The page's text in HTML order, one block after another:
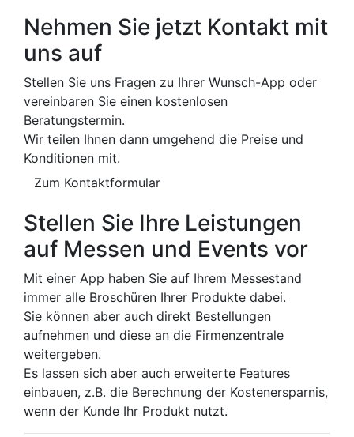
Nehmen Sie jetzt Kontakt mit
uns auf
Stellen Sie uns Fragen zu Ihrer Wunsch-App oder
vereinbaren Sie einen kostenlosen
Beratungstermin.
Wir teilen Ihnen dann umgehend die Preise und
Konditionen mit.
Zum Kontaktformular
Stellen Sie Ihre Leistungen
auf Messen und Events vor
Mit einer App haben Sie auf Ihrem Messestand
immer alle Broschüren Ihrer Produkte dabei.
Sie können aber auch direkt Bestellungen
aufnehmen und diese an die Firmenzentrale
weitergeben.
Es lassen sich aber auch erweiterte Features
einbauen, z.B. die Berechnung der Kostenersparnis,
wenn der Kunde Ihr Produkt nutzt.